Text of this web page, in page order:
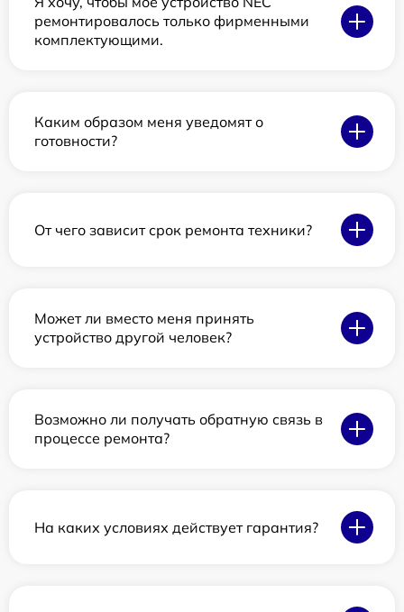
ремонтировалось только фирменными
комплектующими.
Каким образом меня уведомят о
готовности?
От чего зависит срок ремонта техники?
Может ли вместо меня принять
устройство другой человек?
Возможно ли получать обратную связь в
процессе ремонта?
На каких условиях действует гарантия?